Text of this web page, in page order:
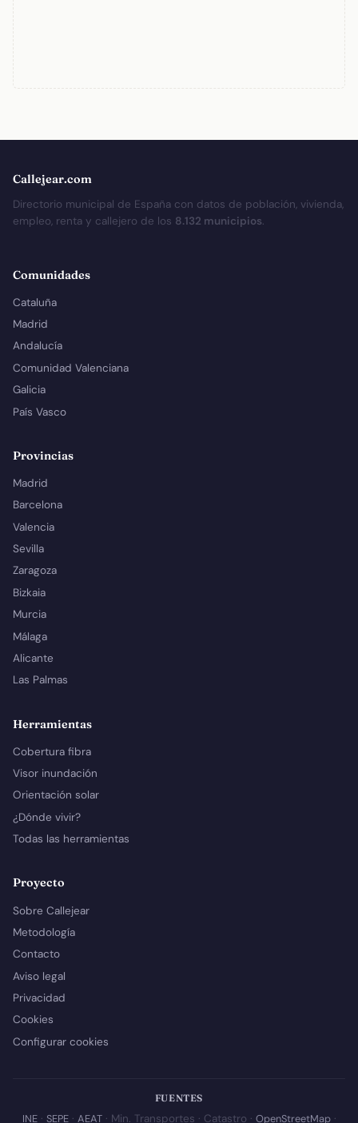
Callejear.com
Directorio municipal de España con datos de población, vivienda,
empleo, renta y callejero de los 8.132 municipios.
Comunidades
Cataluña
Madrid
Andalucía
Comunidad Valenciana
Galicia
País Vasco
Provincias
Madrid
Barcelona
Valencia
Sevilla
Zaragoza
Bizkaia
Murcia
Málaga
Alicante
Las Palmas
Herramientas
Cobertura fibra
Visor inundación
Orientación solar
¿Dónde vivir?
Todas las herramientas
Proyecto
Sobre Callejear
Metodología
Contacto
Aviso legal
Privacidad
Cookies
Configurar cookies
FUENTES
INE· SEPE· AEAT· Min. Transportes · Catastro · OpenStreetMap·